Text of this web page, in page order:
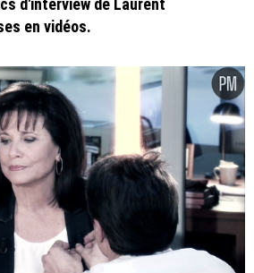
d'interview de Laurent
en vidéos.